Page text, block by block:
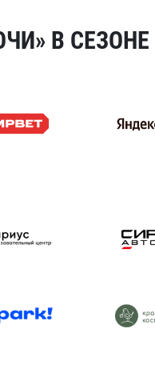
В СЕЗОНЕ